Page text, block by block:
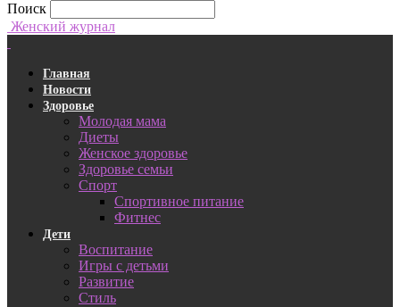
Поиск
Женский журнал
Главная
Новости
Здоровье
Молодая мама
Диеты
Женское здоровье
Здоровье семьи
Спорт
Спортивное питание
Фитнес
Дети
Воспитание
Игры с детьми
Развитие
Стиль